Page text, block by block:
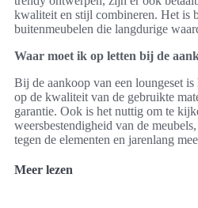
kwaliteit en stijl combineren. Het is
buitenmeubelen die langdurige
Waar moet ik op letten bij de
Bij de aankoop van een loungeset
op de kwaliteit van de gebruikte
garantie. Ook is het nuttig om te
weersbestendigheid van de
tegen de elementen en jarenlang
Meer lezen